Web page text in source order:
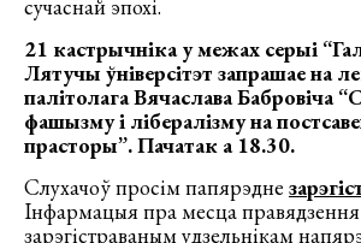
сучаснай эпохі.
21 кастрычніка у межах серыі
Лятучы ўніверсітэт запрашае на
палітолага Вячаслава Бабровіча
фашызму і лібералізму на
прасторы”. Пачатак а 18.30.
Слухачоў просім папярэдне
Інфармацыя пра месца правядзення
зарэгістраваным удзельнікам